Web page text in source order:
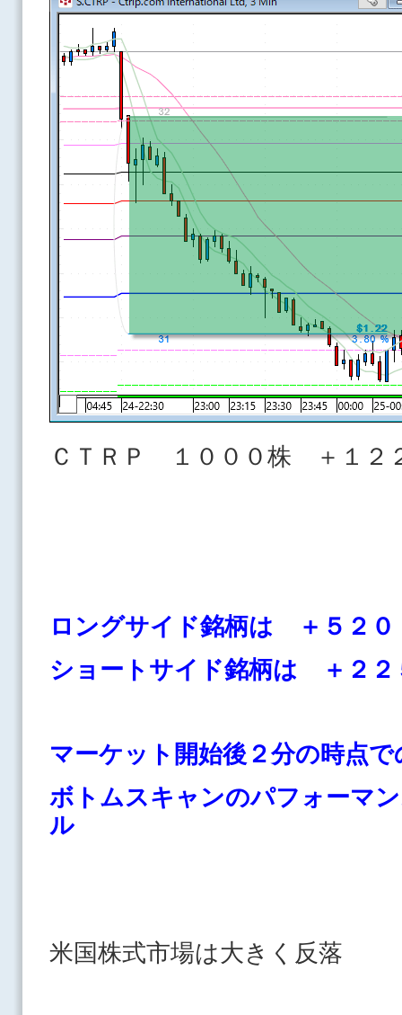
ＣＴＲＰ １０００株 ＋１２
ロングサイド銘柄は ＋５２０
ショートサイド銘柄は ＋２２
マーケット開始後２分の時点で
ボトムスキャンのパフォーマ
ル
米国株式市場は大きく反落